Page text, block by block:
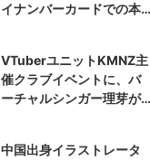
イナンバーカードでの本
VTuberユニットKMNZ主
催クラブイベントに、バ
ーチャルシンガー理芽が
中国出身イラストレータ